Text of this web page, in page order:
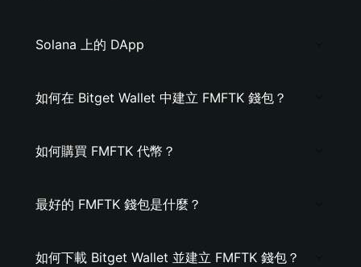
Solana 上的 DApp
如何在 Bitget Wallet 中建立 FMFTK 錢包？
如何購買 FMFTK 代幣？
最好的 FMFTK 錢包是什麼？
如何下載 Bitget Wallet 並建立 FMFTK 錢包？